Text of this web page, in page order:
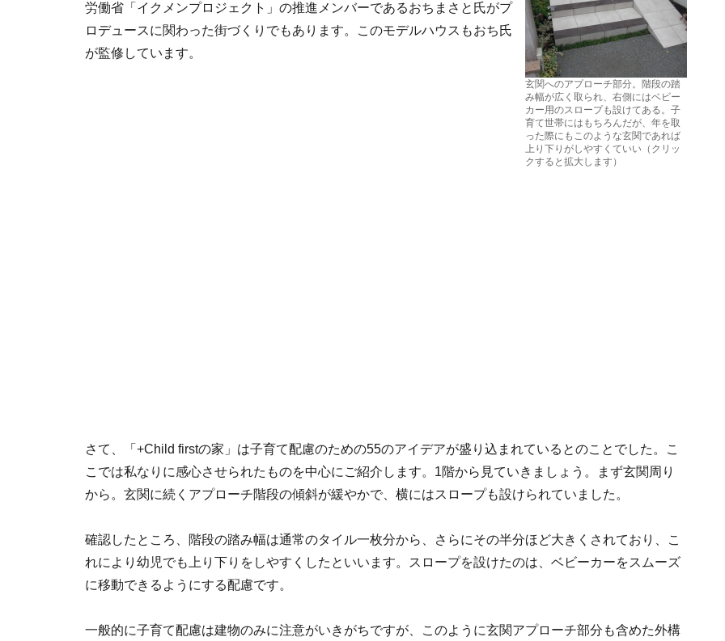
玄関へのアプローチ部分。階段の踏
み幅が広く取られ、右側にはベビー
カー用のスロープも設けてある。子
育て世帯にはもちろんだが、年を取
った際にもこのような玄関であれば
上り下りがしやすくていい（クリッ
クすると拡大します）
労働省「イクメンプロジェクト」の推進メンバーであるおちまさと氏がプ
ロデュースに関わった街づくりでもあります。このモデルハウスもおち氏
が監修しています。
さて、「+Child firstの家」は子育て配慮のための55のアイデアが盛り込まれているとのことでした。こ
こでは私なりに感心させられたものを中心にご紹介します。1階から見ていきましょう。まず玄関周り
から。玄関に続くアプローチ階段の傾斜が緩やかで、横にはスロープも設けられていました。
確認したところ、階段の踏み幅は通常のタイル一枚分から、さらにその半分ほど大きくされており、こ
れにより幼児でも上り下りをしやすくしたといいます。スロープを設けたのは、ベビーカーをスムーズ
に移動できるようにする配慮です。
一般的に子育て配慮は建物のみに注意がいきがちですが、このように玄関アプローチ部分も含めた外構